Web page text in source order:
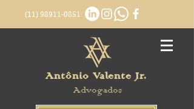
(11) 98911-0851
Antônio Valente Jr.
Advogados